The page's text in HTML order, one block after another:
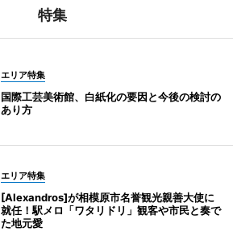
特集
エリア特集
国際工芸美術館、白紙化の要因と今後の検討の
あり方
エリア特集
[Alexandros]が相模原市名誉観光親善大使に
就任！駅メロ「ワタリドリ」観客や市民と奏で
た地元愛